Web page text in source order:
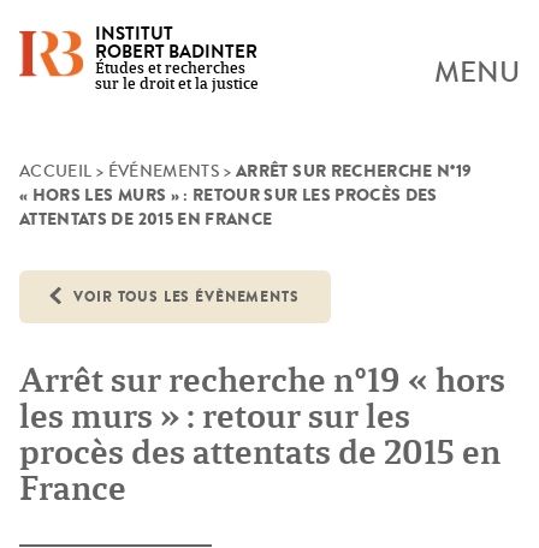
Skip
content
INSTITUT
ROBERT BADINTER
Études et recherches
sur le droit et la justice
MENU
ACCUEIL > ÉVÉNEMENTS >ARRÊT SUR RECHERCHE N°19
« HORS LES MURS » : RETOUR SUR LES PROCÈS DES
ATTENTATS DE 2015 EN FRANCE
VOIR TOUS LES ÉVÈNEMENTS
Arrêt sur recherche n°19 « hors
les murs » : retour sur les
procès des attentats de 2015 en
France